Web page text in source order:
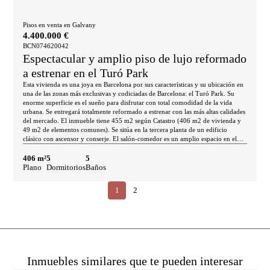
Pisos en venta en Galvany
4.400.000 €
BCN074620042
Espectacular y amplio piso de lujo reformado
a estrenar en el Turó Park
Esta vivienda es una joya en Barcelona por sus características y su ubicación en
una de las zonas más exclusivas y codiciadas de Barcelona: el Turó Park. Su
enorme superficie es el sueño para disfrutar con total comodidad de la vida
urbana. Se entregará totalmente reformado a estrenar con las más altas calidades
del mercado. El inmueble tiene 455 m2 según Catastro (406 m2 de vivienda y
49 m2 de elementos comunes). Se sitúa en la tercera planta de un edificio
clásico con ascensor y conserje. El salón-comedor es un amplio espacio en el
ambiente más distendido. La cocina dispone de una gran isla central y está
totalmente equipada con electrodomésticos. La zona de noche tiene 4
suite y un gran vestidor. También hay una segunda suite, una habitación doble
con zona de despacho, una habitación doble y 2 cuartos de baño
independientes. Por último, hay una zona de servicio con habitación, cuarto de
Park de Barcelona ofrece una combinación perfecta de elegancia, tranquilidad y
deporte. Su ubicación privilegiada permite disfrutar de una amplia oferta de
restaurantes gourmet, boutiques de lujo y servicios de alta calidad.
406 m²
Plano
5
Dormitorios
5
Baños
1 2
Inmuebles similares que te pueden interesar